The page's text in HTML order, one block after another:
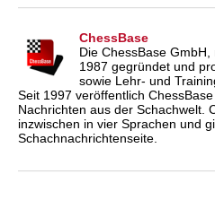
ChessBase
Die ChessBase
1987 gegründet und
sowie Lehr- und
Seit 1997 veröffentlich
Nachrichten aus der Schachwelt.
inzwischen in vier Sprachen und
Schachnachrichtenseite.